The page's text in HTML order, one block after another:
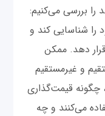
را بررسی می‌کنیم:
را شناسایی کند و
دهد. ممکن
و غیرمستقیم
چگونه قیمت‌گذاری
می‌کنند و چه